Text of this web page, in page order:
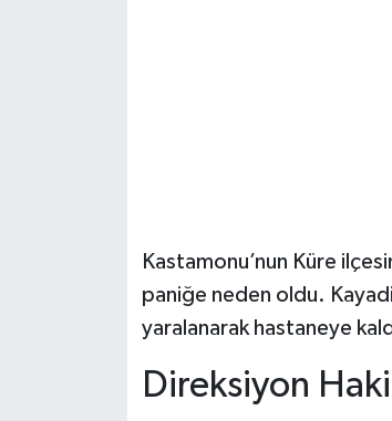
Kastamonu’nun Küre
paniğe neden oldu.
yaralanarak hastaneye
Direksiyon
Ulusal Haberler
Teknoloji Haberleri